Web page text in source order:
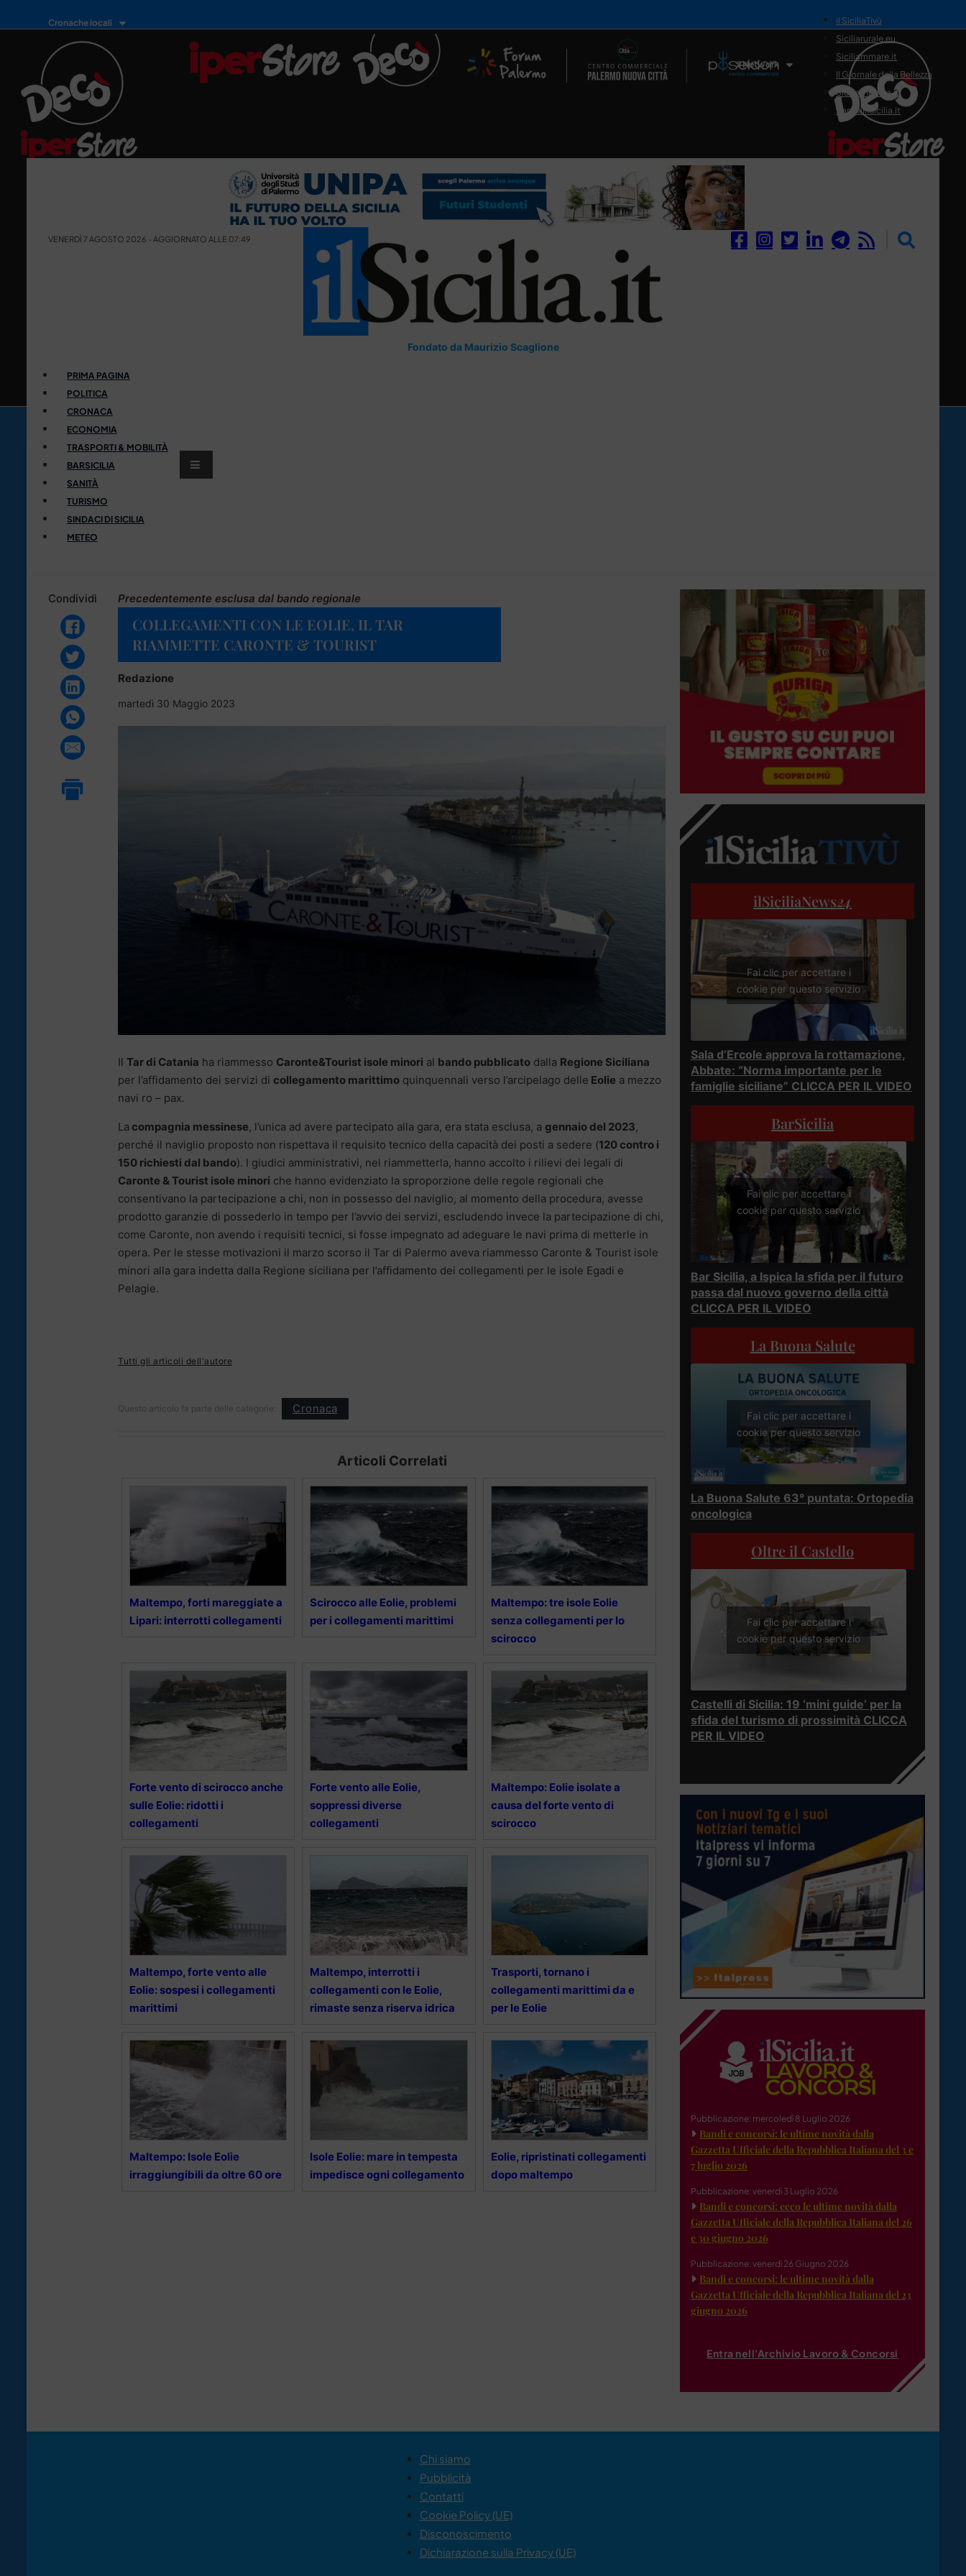
Cronache locali
Il Network
il SiciliaTivù
Siciliarurale.eu
Siciliammare.it
Il Giornale della Bellezza
Siciliamedica.it
Sanitainsicilia.it
VENERDÌ 7 AGOSTO 2026 - AGGIORNATO ALLE 07:49
Fondato da Maurizio Scaglione
PRIMA PAGINA
POLITICA
CRONACA
ECONOMIA
TRASPORTI & MOBILITÀ
BARSICILIA
SANITÀ
TURISMO
SINDACI DI SICILIA
METEO
Condividi Precedentemente esclusa dal bando regionale
COLLEGAMENTI CON LE EOLIE, IL TAR
RIAMMETTE CARONTE & TOURIST
Redazione
martedì 30 Maggio 2023
Il Tar di Catania ha riammesso Caronte&Tourist isole minori al bando pubblicato dalla Regione Siciliana
per l’affidamento dei servizi di collegamento marittimo quinquennali verso l’arcipelago delle Eolie a mezzo
navi ro – pax.
La compagnia messinese, l’unica ad avere partecipato alla gara, era stata esclusa, a gennaio del 2023,
perché il naviglio proposto non rispettava il requisito tecnico della capacità dei posti a sedere (120 contro i
150 richiesti dal bando). I giudici amministrativi, nel riammetterla, hanno accolto i rilievi dei legali di
Caronte & Tourist isole minori che hanno evidenziato la sproporzione delle regole regionali che
consentivano la partecipazione a chi, non in possesso del naviglio, al momento della procedura, avesse
prodotto garanzie di possederlo in tempo per l’avvio dei servizi, escludendo invece la partecipazione di chi,
come Caronte, non avendo i requisiti tecnici, si fosse impegnato ad adeguare le navi prima di metterle in
opera. Per le stesse motivazioni il marzo scorso il Tar di Palermo aveva riammesso Caronte & Tourist isole
minori alla gara indetta dalla Regione siciliana per l’affidamento dei collegamenti per le isole Egadi e
Pelagie.
Tutti gli articoli dell'autore
Questo articolo fa parte delle categorie: Cronaca
Articoli Correlati
Maltempo, forti mareggiate a
Lipari: interrotti collegamenti
Scirocco alle Eolie, problemi
per i collegamenti marittimi
Maltempo: tre isole Eolie
senza collegamenti per lo
scirocco
Forte vento di scirocco anche
sulle Eolie: ridotti i
collegamenti
Forte vento alle Eolie,
soppressi diverse
collegamenti
Maltempo: Eolie isolate a
causa del forte vento di
scirocco
Maltempo, forte vento alle
Eolie: sospesi i collegamenti
marittimi
Maltempo, interrotti i
collegamenti con le Eolie,
rimaste senza riserva idrica
Trasporti, tornano i
collegamenti marittimi da e
per le Eolie
Maltempo: Isole Eolie
irraggiungibili da oltre 60 ore
Isole Eolie: mare in tempesta
impedisce ogni collegamento
Eolie, ripristinati collegamenti
dopo maltempo
ilSiciliaNews24
Fai clic per accettare i
cookie per questo servizio
Sala d’Ercole approva la rottamazione,
Abbate: “Norma importante per le
famiglie siciliane” CLICCA PER IL VIDEO
BarSicilia
Fai clic per accettare i
cookie per questo servizio
Bar Sicilia, a Ispica la sfida per il futuro
passa dal nuovo governo della città
CLICCA PER IL VIDEO
La Buona Salute
Fai clic per accettare i
cookie per questo servizio
La Buona Salute 63° puntata: Ortopedia
oncologica
Oltre il Castello
Fai clic per accettare i
cookie per questo servizio
Castelli di Sicilia: 19 ‘mini guide’ per la
sfida del turismo di prossimità CLICCA
PER IL VIDEO
Pubblicazione: mercoledì 8 Luglio 2026
Bandi e concorsi: le ultime novità dalla
Gazzetta Ufficiale della Repubblica Italiana del 3 e
7 luglio 2026
Pubblicazione: venerdì 3 Luglio 2026
Bandi e concorsi: ecco le ultime novità dalla
Gazzetta Ufficiale della Repubblica Italiana del 26
e 30 giugno 2026
Pubblicazione: venerdì 26 Giugno 2026
Bandi e concorsi: le ultime novità dalla
Gazzetta Ufficiale della Repubblica Italiana del 23
giugno 2026
Entra nell'Archivio Lavoro & Concorsi
Chi siamo
Pubblicità
Contatti
Cookie Policy (UE)
Disconoscimento
Dichiarazione sulla Privacy (UE)